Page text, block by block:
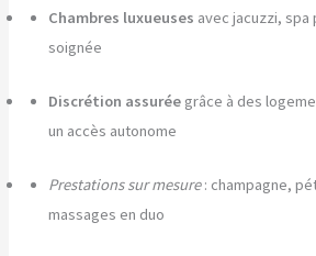
Chambres luxueuses avec jacuzzi,
soignée
Discrétion assurée grâce à des
un accès autonome
Prestations sur mesure: champagne,
massages en duo